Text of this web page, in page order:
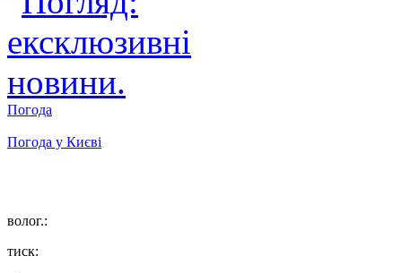
Погода
Погода у Києві
волог.:
тиск: